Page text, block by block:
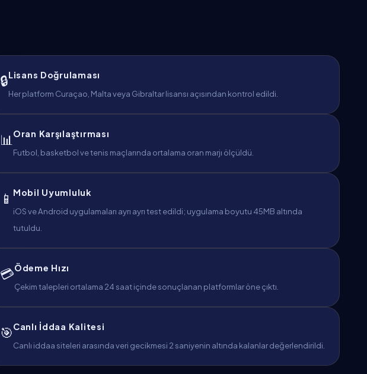
🔒Lisans Doğrulaması
Her platform Curaçao, Malta veya Gibraltar lisansı açısından kontrol edildi.
📊 Oran Karşılaştırması
Futbol, basketbol ve tenis maçlarında ortalama oran marjı ölçüldü.
📱 Mobil Uyumluluk
iOS ve Android uygulamaları ayrı ayrı test edildi; uygulama boyutu 45MB altında
tutuldu.
💳Ödeme Hızı
Çekim talepleri ortalama 24 saat içinde sonuçlanan platformlar öne çıktı.
🎯Canlı İddaa Kalitesi
Canlı iddaa siteleri arasında veri gecikmesi 2 saniyenin altında kalanlar değerlendirildi.